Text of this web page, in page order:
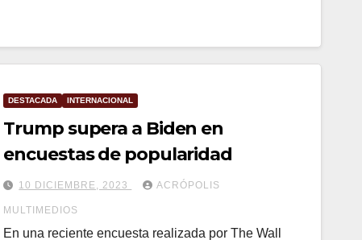
DESTACADA INTERNACIONAL
Trump supera a Biden en
encuestas de popularidad
10 DICIEMBRE, 2023 ACRÓPOLIS
MULTIMEDIOS
En una reciente encuesta realizada por The Wall